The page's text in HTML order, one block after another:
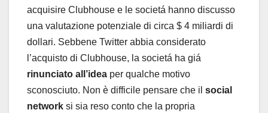
acquisire Clubhouse e le societá hanno discusso
una valutazione potenziale di circa $ 4 miliardi di
dollari. Sebbene Twitter abbia considerato
l’acquisto di Clubhouse, la societá ha giá
rinunciato all’idea per qualche motivo
sconosciuto. Non è difficile pensare che il social
network si sia reso conto che la propria